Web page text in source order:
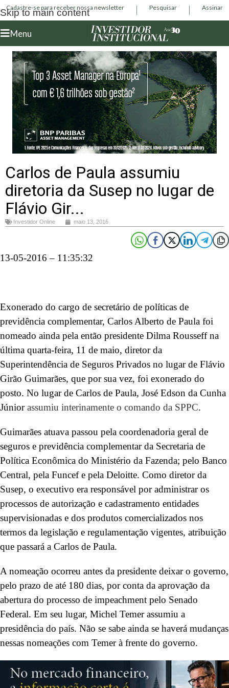
Skip to main content
Cadastre-se para receber nossa newsletter Pesquisar Assinar
Menu
Carlos de Paula assumiu
diretoria da Susep no lugar de
Flávio Gir...
Investidor Online maio 13, 2016
13-05-2016 – 11:35:32
Exonerado do cargo de secretário de políticas de
previdência complementar, Carlos Alberto de Paula foi
nomeado ainda pela então presidente Dilma Rousseff na
última quarta-feira, 11 de maio, diretor da
Superintendência de Seguros Privados no lugar de Flávio
Girão Guimarães, que por sua vez, foi exonerado do
posto. No lugar de Carlos de Paula, José Edson da Cunha
Júniorassumiu interinamente o comando da SPPC.
Guimarães atuava passou pela coordenadoria geral de
seguros e previdência complementar da Secretaria de
Política Econômica do Ministério da Fazenda; pelo Banco
Central, pela Funcef e pela Deloitte. Como diretor da
Susep, o executivo era responsável por administrar os
processos de autorização e cadastramento entidades
supervisionadas e dos produtos comercializados nos
termos da legislação e regulamentação vigentes, atribuição
que passará a Carlos de Paula.
A nomeação ocorreu antes da presidente deixar o governo,
pelo prazo de até 180 dias, por conta da aprovação da
abertura do processo de impeachment pelo Senado
Federal. Em seu lugar, Michel Temer assumiu a
presidência do país. Não se sabe ainda se haverá mudanças
nessas nomeações com Temer à frente do governo.